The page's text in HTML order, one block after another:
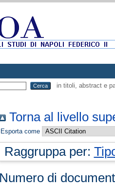
in titoli, abstract e
Torna al livello
Esporta come
Raggruppa per:
Numero di